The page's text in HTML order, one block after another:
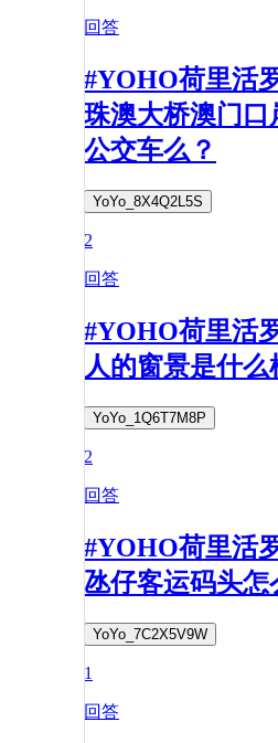
回答
#YOHO荷里活
珠澳大桥澳门
公交车么？
YoYo_8X4Q2L5S
2
回答
#YOHO荷里活
人的窗景是什么
YoYo_1Q6T7M8P
2
回答
#YOHO荷里活
氹仔客运码头
YoYo_7C2X5V9W
1
回答